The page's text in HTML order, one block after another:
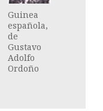
Guinea
española,
de
Gustavo
Adolfo
Ordoño